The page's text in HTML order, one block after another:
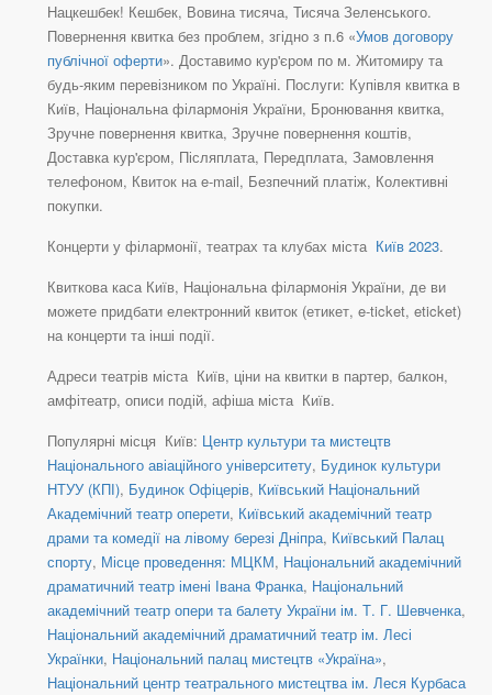
Нацкешбек! Кешбек, Вовина тисяча, Тисяча Зеленського.
Повернення квитка без проблем, згідно з п.6 «Умов договору
публічної оферти». Доставимо кур'єром по м. Житомиру та
будь-яким перевізником по Україні. Послуги: Купівля квитка в
Київ, Національна філармонія України, Бронювання квитка,
Зручне повернення квитка, Зручне повернення коштів,
Доставка кур'єром, Післяплата, Передплата, Замовлення
телефоном, Квиток на e-mail, Безпечний платіж, Колективні
покупки.
Концерти у філармонії, театрах та клубах міста Київ 2023.
Квиткова каса Київ, Національна філармонія України, де ви
можете придбати електронний квиток (етикет, e-ticket, eticket)
на концерти та інші події.
Адреси театрів міста Київ, ціни на квитки в партер, балкон,
амфітеатр, описи подій, афіша міста Київ.
Популярні місця Київ: Центр культури та мистецтв
Національного авіаційного університету, Будинок культури
НТУУ (КПІ), Будинок Офіцерів, Київський Національний
Академічний театр оперети, Київський академічний театр
драми та комедії на лівому березі Дніпра, Київський Палац
спорту, Місце проведення: МЦКМ, Національний академічний
драматичний театр імені Івана Франка, Національний
академічний театр опери та балету України ім. Т. Г. Шевченка,
Національний академічний драматичний театр ім. Лесі
Українки, Національний палац мистецтв «Україна»,
Національний центр театрального мистецтва ім. Леся Курбаса